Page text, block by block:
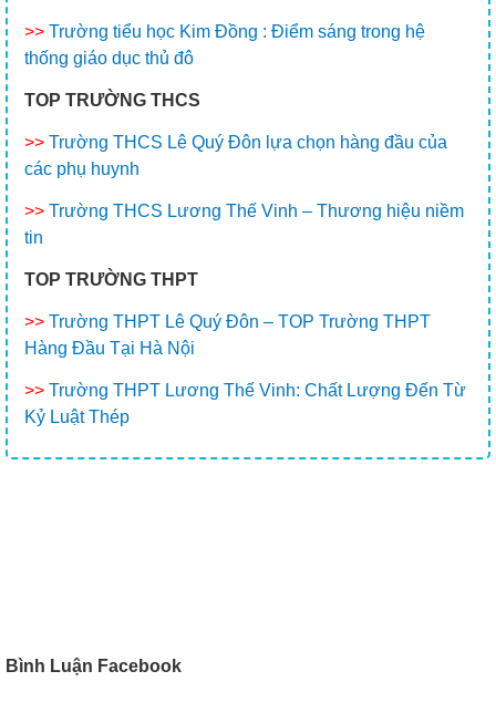
>> Trường tiểu học Kim Đồng : Điểm sáng trong hệ
thống giáo dục thủ đô
TOP TRƯỜNG THCS
>> Trường THCS Lê Quý Đôn lựa chọn hàng đầu của
các phụ huynh
>> Trường THCS Lương Thế Vinh – Thương hiệu niềm
tin
TOP TRƯỜNG THPT
>> Trường THPT Lê Quý Đôn – TOP Trường THPT
Hàng Đầu Tại Hà Nội
>> Trường THPT Lương Thế Vinh: Chất Lượng Đến Từ
Kỷ Luật Thép
Bình Luận Facebook